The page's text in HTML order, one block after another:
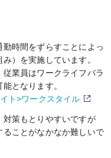
時間をずらすことによっ
）を実施しています。
業員はワークライフバラ
となります。
ト>ワークスタイル
対策もとりやすいですが
ことがなかなか難しいで